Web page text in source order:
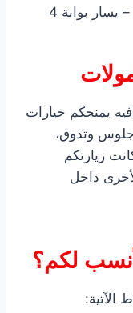
بوابة 4
يمنحكم خيارات
جلوس وتذوق،
زيارتكم
داخل
لكم؟
الآتية: